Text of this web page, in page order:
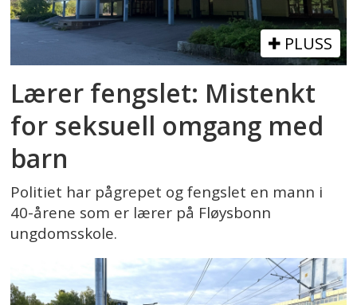
PLUSS
Lærer fengslet: Mistenkt
for seksuell omgang med
barn
Politiet har pågrepet og fengslet en mann i
40-årene som er lærer på Fløysbonn
ungdomsskole.